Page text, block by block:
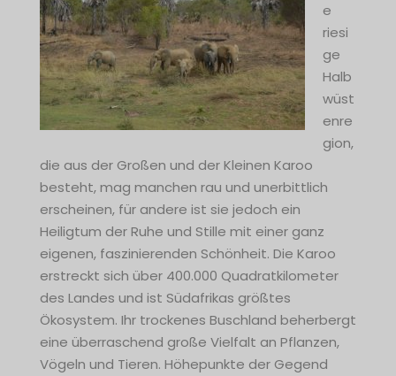
e
riesi
ge
Halb
wüst
enre
gion,
die aus der Großen und der Kleinen Karoo
besteht, mag manchen rau und unerbittlich
erscheinen, für andere ist sie jedoch ein
Heiligtum der Ruhe und Stille mit einer ganz
eigenen, faszinierenden Schönheit. Die Karoo
erstreckt sich über 400.000 Quadratkilometer
des Landes und ist Südafrikas größtes
Ökosystem. Ihr trockenes Buschland beherbergt
eine überraschend große Vielfalt an Pflanzen,
Vögeln und Tieren. Höhepunkte der Gegend